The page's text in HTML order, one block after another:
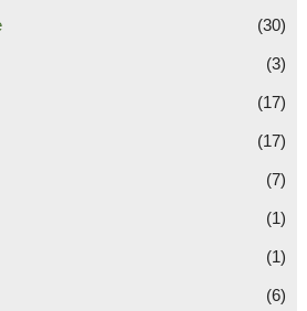
(30)
(3)
(17)
(17)
(7)
(1)
(1)
(6)